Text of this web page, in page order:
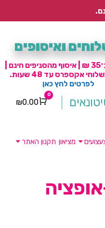
ואיסופים
|
אקספרס עד 48 שעות.
לפרטים לחץ כאן
Cart
0
₪0.00
מציאון תקנון האתר